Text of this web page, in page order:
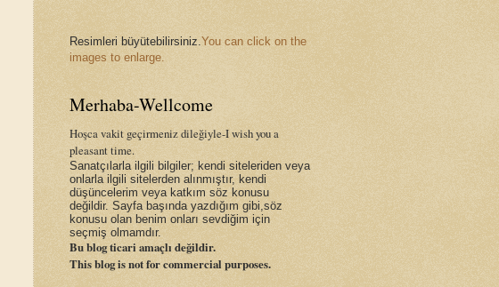
Resimleri büyütebilirsiniz. You can click on the
images to enlarge.
Merhaba-Wellcome
Hoşca vakit geçirmeniz dileğiyle-I wish you a
pleasant time.
Sanatçılarla ilgili bilgiler; kendi siteleriden veya
onlarla ilgili sitelerden alınmıştır, kendi
düşüncelerim veya katkım söz konusu
değildir. Sayfa başında yazdığım gibi,söz
konusu olan benim onları sevdiğim için
seçmiş olmamdır.
Bu blog ticari amaçlı değildir.
This blog is not for commercial purposes.